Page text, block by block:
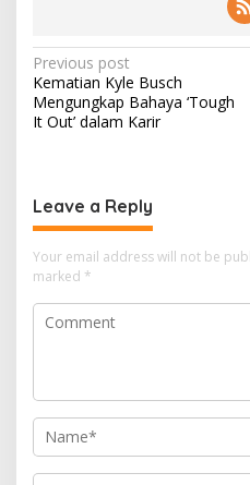
P
o
s
n
a
v
i
g
i
o
n
Previous post
Kematian Kyle Busch
Mengungkap Bahaya ‘Tough
It Out’ dalam Karir
Leave a Reply
Your email address will not be
marked *